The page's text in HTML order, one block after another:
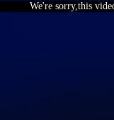
We're sorry,this